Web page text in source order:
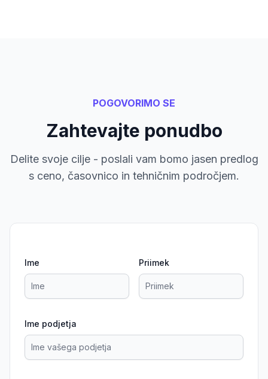
POGOVORIMO SE
Zahtevajte ponudbo
Delite svoje cilje - poslali vam bomo jasen predlog
s ceno, časovnico in tehničnim področjem.
Ime Priimek
Ime podjetja